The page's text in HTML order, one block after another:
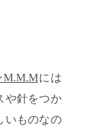
には
や針をつか
いものなの